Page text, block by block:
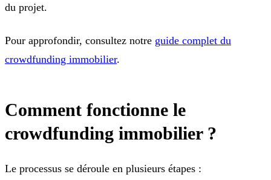
du projet.
Pour approfondir, consultez notre guide complet du
crowdfunding immobilier.
Comment fonctionne le
crowdfunding immobilier ?
Le processus se déroule en plusieurs étapes :